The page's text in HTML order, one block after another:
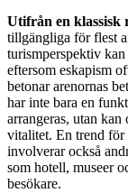
Utifrån en klassisk
tillgängliga för flest
turismperspektiv
eftersom eskapism
betonar arenornas
har inte bara en
arrangeras, utan kan
vitalitet. En trend för
involverar också
som hotell, museer
besökare.